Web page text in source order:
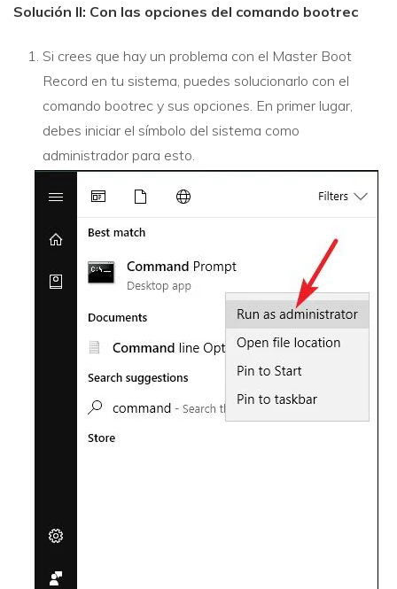
Solución II: Con las opciones del comando bootrec
Si crees que hay un problema con el Master Boot
Record en tu sistema, puedes solucionarlo con el
comando bootrec y sus opciones. En primer lugar,
debes iniciar el símbolo del sistema como
administrador para esto.